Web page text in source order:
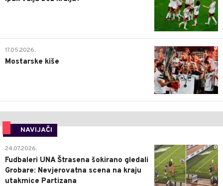
0
17.05.2026.
Mostarske kiše
NAVIJAČI
0
24.07.2026.
Fudbaleri UNA Štrasena šokirano gledali
Grobare: Nevjerovatna scena na kraju
utakmice Partizana